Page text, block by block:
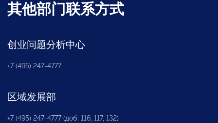
其他部门联系方式
创业问题分析中心
+7 (495) 247-4777
区域发展部
+7 (495) 247-4777 (доб. 116, 117, 132)